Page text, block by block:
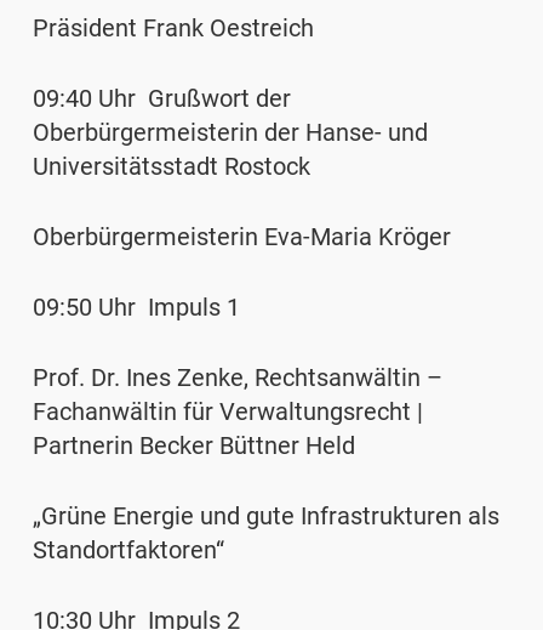
Präsident Frank Oestreich
09:40 Uhr Grußwort der
Oberbürgermeisterin der Hanse- und
Universitätsstadt Rostock
Oberbürgermeisterin Eva-Maria Kröger
09:50 Uhr Impuls 1
Prof. Dr. Ines Zenke, Rechtsanwältin –
Fachanwältin für Verwaltungsrecht |
Partnerin Becker Büttner Held
„Grüne Energie und gute Infrastrukturen als
Standortfaktoren“
10:30 Uhr Impuls 2